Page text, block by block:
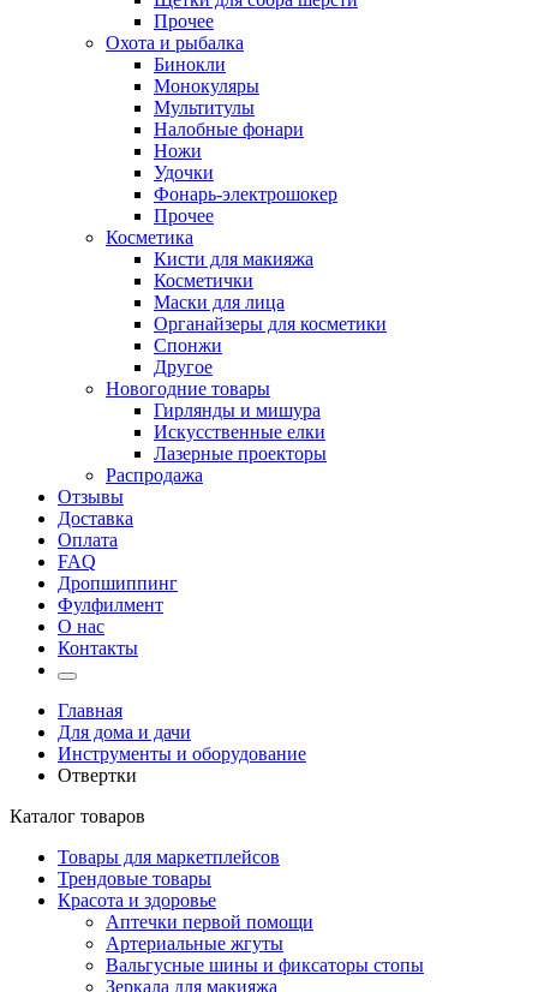
Прочее
Охота и рыбалка
Бинокли
Монокуляры
Мультитулы
Налобные фонари
Ножи
Удочки
Фонарь-электрошокер
Прочее
Косметика
Кисти для макияжа
Косметички
Маски для лица
Органайзеры для косметики
Спонжи
Другое
Новогодние товары
Гирлянды и мишура
Искусственные елки
Лазерные проекторы
Распродажа
Отзывы
Доставка
Оплата
FAQ
Дропшиппинг
Фулфилмент
О нас
Контакты
Главная
Для дома и дачи
Инструменты и оборудование
Отвертки
Каталог товаров
Товары для маркетплейсов
Трендовые товары
Красота и здоровье
Аптечки первой помощи
Артериальные жгуты
Вальгусные шины и фиксаторы стопы
Зеркала для макияжа